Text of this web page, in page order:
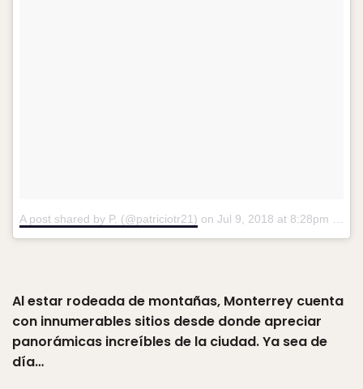
A post shared by P. (@patriciotr21) on Jul 9, 2018 at 8:28pm PDT
Al estar rodeada de montañas, Monterrey cuenta
con innumerables sitios desde donde apreciar
panorámicas increíbles de la ciudad. Ya sea de
día…